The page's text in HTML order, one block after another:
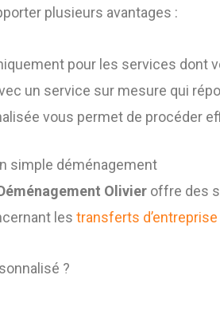
plusieurs avantages :
pour les services dont
un service sur mesure qui
vous permet de procéder
simple déménagement
Olivier offre des
les transferts d’entreprise
?